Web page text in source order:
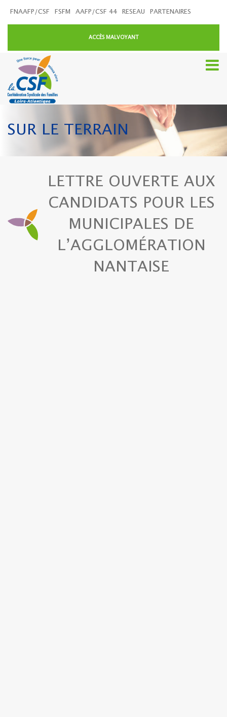
FNAAFP/CSF FSFM AAFP/CSF 44 RESEAU PARTENAIRES
ACCÈS MALVOYANT
SUR LE TERRAIN
LETTRE OUVERTE AUX
CANDIDATS POUR LES
MUNICIPALES DE
L’AGGLOMÉRATION
NANTAISE